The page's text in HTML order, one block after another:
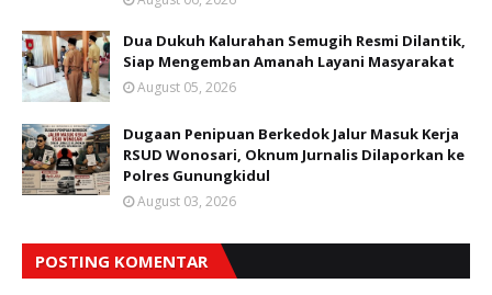
Dua Dukuh Kalurahan Semugih Resmi Dilantik,
Siap Mengemban Amanah Layani Masyarakat
August 05, 2026
Dugaan Penipuan Berkedok Jalur Masuk Kerja
RSUD Wonosari, Oknum Jurnalis Dilaporkan ke
Polres Gunungkidul
August 03, 2026
POSTING KOMENTAR